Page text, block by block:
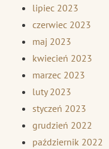
lipiec 2023
czerwiec 2023
maj 2023
kwiecień 2023
marzec 2023
luty 2023
styczeń 2023
grudzień 2022
październik 2022